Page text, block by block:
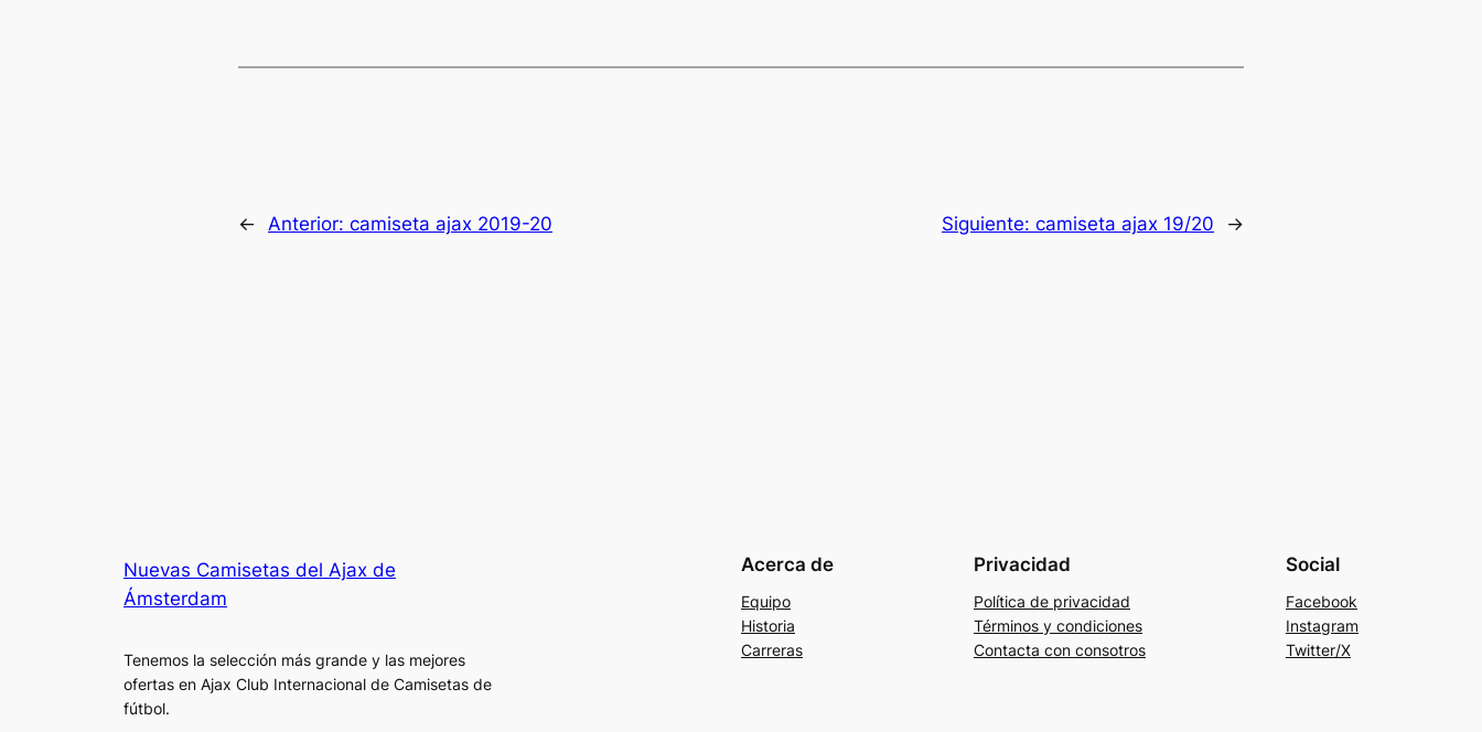
← Anterior: camiseta ajax 2019-20 Siguiente: camiseta ajax 19/20 →
Nuevas Camisetas del Ajax de
Ámsterdam
Tenemos la selección más grande y las mejores
ofertas en Ajax Club Internacional de Camisetas de
fútbol.
Acerca de
Equipo
Historia
Carreras
Privacidad
Política de privacidad
Términos y condiciones
Contacta con consotros
Social
Facebook
Instagram
Twitter/X